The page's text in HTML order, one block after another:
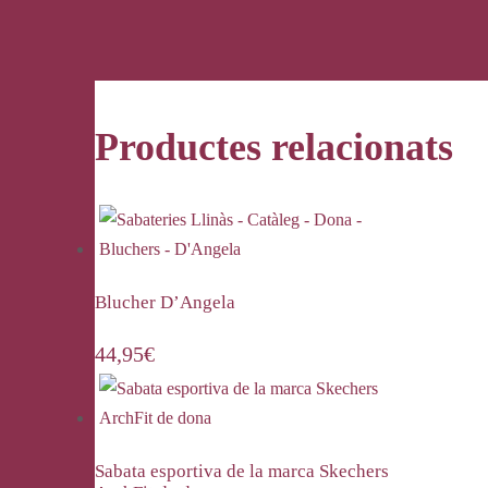
Productes relacionats
Blucher D’Angela
44,95€
Sabata esportiva de la marca Skechers